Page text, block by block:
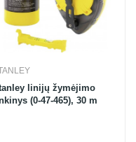
linijų žymėjimo
(0-47-465), 30 m